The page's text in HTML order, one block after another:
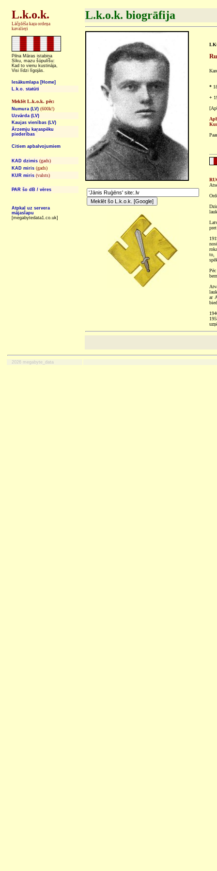
L.k.o.k.
Lāčplēša kaŗa ordeņa
kavalieŗi
Pilna Māras istabiņa
Sīku, mazu šūpulīšu:
Kad to vienu kustināja,
Visi līdzi līgojās.
Iesākumlapa [Home]
L.k.o. statūti
Meklēt L.k.o.k. pēc:
Numura (LV) (600k!)
Uzvārda (LV)
Kaujas vienības (LV)
Ārzemju kaŗaspēku
piederības
Citiem apbalvojumiem
KAD dzimis (gads)
KAD miris (gads)
KUR miris (valsts)
PAR šo dB / vēres
Atpkaļ uz servera
mājaslapu
[megabytedata1.co.uk]
L.k.o.k. biogrāfija
*
+
to,
ar
2026 megabyte_data